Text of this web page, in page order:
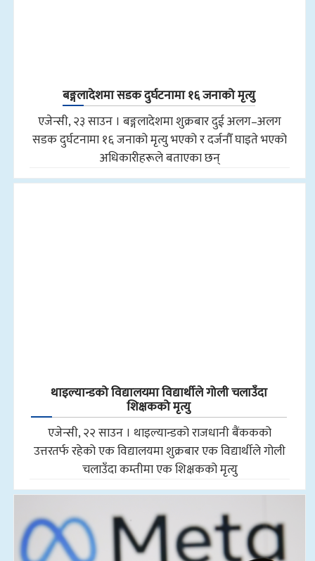
बङ्गलादेशमा सडक दुर्घटनामा १६ जनाको मृत्यु
एजेन्सी, २३ साउन । बङ्गलादेशमा शुक्रबार दुई अलग–अलग
सडक दुर्घटनामा १६ जनाको मृत्यु भएको र दर्जनौँ घाइते भएको
अधिकारीहरूले बताएका छन्
थाइल्यान्डको विद्यालयमा विद्यार्थीले गोली चलाउँदा
शिक्षकको मृत्यु
एजेन्सी, २२ साउन । थाइल्यान्डको राजधानी बैंककको
उत्तरतर्फ रहेको एक विद्यालयमा शुक्रबार एक विद्यार्थीले गोली
चलाउँदा कम्तीमा एक शिक्षकको मृत्यु